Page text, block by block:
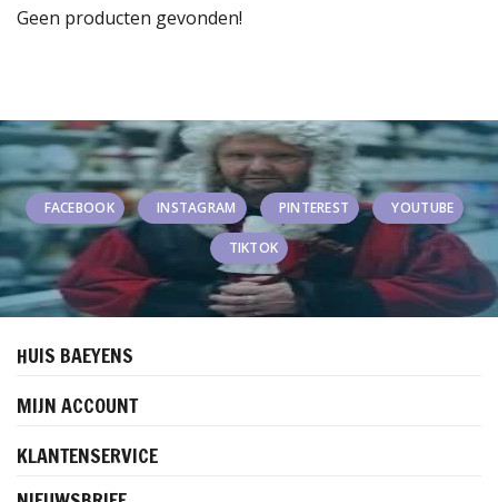
Geen producten gevonden!
FACEBOOK INSTAGRAM PINTEREST YOUTUBE
TIKTOK
HUIS BAEYENS
MIJN ACCOUNT
KLANTENSERVICE